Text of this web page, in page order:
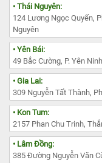
• Thái Nguyên:
124 Lương Ngọc Quyến,
Nguyên
• Yên Bái:
49 Bắc Cường, P. Yên
• Gia Lai:
309 Nguyễn Tất Thành,
• Kon Tum:
2157 Phan Chu Trinh,
• Lâm Đồng:
385 Đường Nguyễn Văn